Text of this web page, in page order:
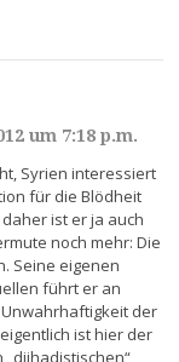
um 7:18 p.m.
Syrien interessiert
für die Blödheit
ist er ja auch
noch mehr: Die
Seine eigenen
führt er an
der
ist hier der